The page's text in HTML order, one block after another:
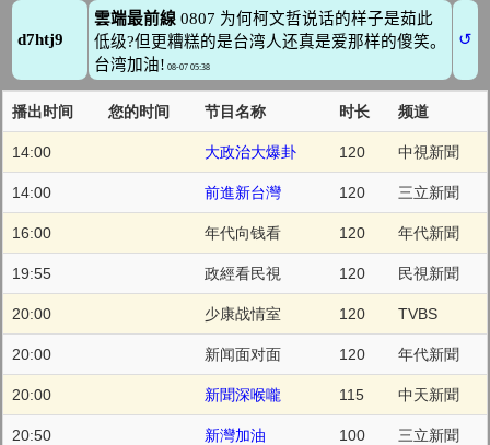
播出时间 您的时间 节目名称 时长 频道
14:00 大政治大爆卦 120 中視新聞
14:00 前進新台灣 120 三立新聞
16:00 年代向钱看 120 年代新聞
19:55 政經看民視 120 民視新聞
20:00 少康战情室 120 TVBS
20:00 新闻面对面 120 年代新聞
20:00 新聞深喉嚨 115 中天新聞
20:50 新灣加油 100 三立新聞